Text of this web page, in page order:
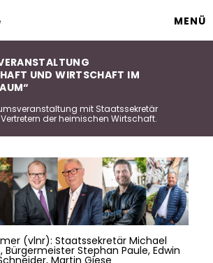
MENÜ
UND WIRTSCHAFT IM
mit Staatssekretär
der heimischen Wirtschaft.
(vlnr): Staatssekretär Michael
Bürgermeister Stephan Paule, Edwin
Martin Giese